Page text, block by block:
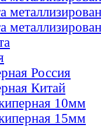
Россия
Китай
10мм
15мм